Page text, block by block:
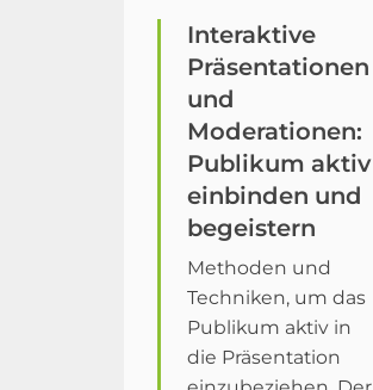
Interaktive
Präsentationen
und
Moderationen:
Publikum aktiv
einbinden und
begeistern
Methoden und
Techniken, um das
Publikum aktiv in
die Präsentation